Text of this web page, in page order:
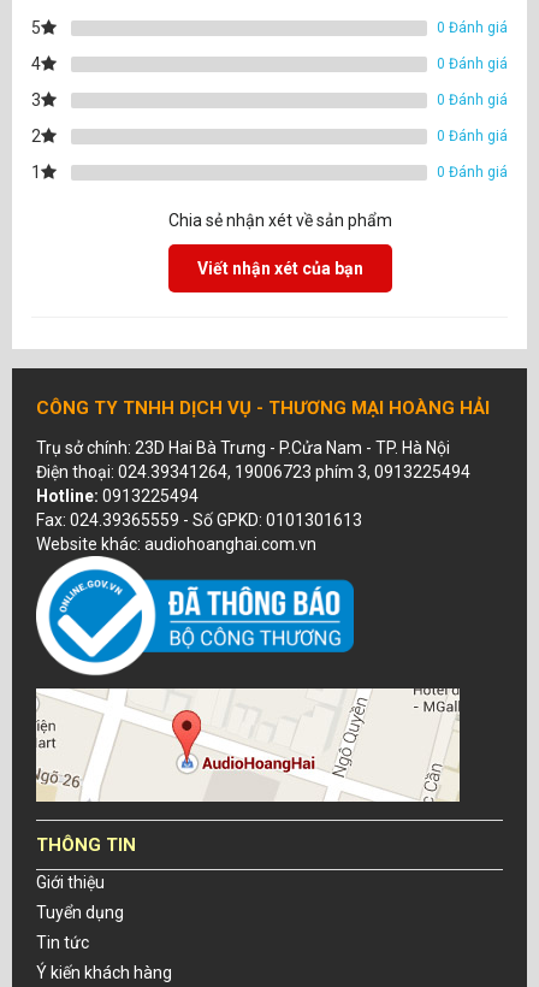
5 0 Đánh giá
4 0 Đánh giá
3 0 Đánh giá
2 0 Đánh giá
1 0 Đánh giá
Chia sẻ nhận xét về sản phẩm
Viết nhận xét của bạn
CÔNG TY TNHH DỊCH VỤ - THƯƠNG MẠI HOÀNG HẢI
Trụ sở chính: 23D Hai Bà Trưng - P.Cửa Nam - TP. Hà Nội
Điện thoại: 024.39341264, 19006723 phím 3, 0913225494
Hotline: 0913225494
Fax: 024.39365559 - Số GPKD: 0101301613
Website khác: audiohoanghai.com.vn
THÔNG TIN
Giới thiệu
Tuyển dụng
Tin tức
Ý kiến khách hàng